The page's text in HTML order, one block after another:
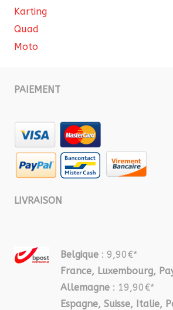
Karting
Quad
Moto
PAIEMENT
LIVRAISON
Belgique : 9,90€*
France, Luxembourg,
Allemagne : 19,90€*
Espagne, Suisse, Italie,